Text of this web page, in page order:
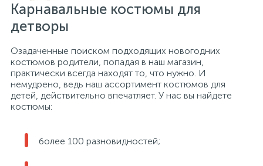
Карнавальные костюмы для
детворы
Озадаченные поиском подходящих новогодних
костюмов родители, попадая в наш магазин,
практически всегда находят то, что нужно. И
немудрено, ведь наш ассортимент костюмов для
детей, действительно впечатляет. У нас вы найдете
костюмы:
более 100 разновидностей;